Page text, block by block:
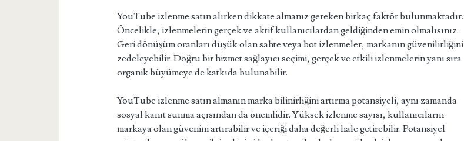
YouTube izlenme satın alırken dikkate almanız gereken birkaç faktör bulunmaktadır.
Öncelikle, izlenmelerin gerçek ve aktif kullanıcılardan geldiğinden emin olmalısınız.
Geri dönüşüm oranları düşük olan sahte veya bot izlenmeler, markanın güvenilirliğini
zedeleyebilir. Doğru bir hizmet sağlayıcı seçimi, gerçek ve etkili izlenmelerin yanı sıra
organik büyümeye de katkıda bulunabilir.
YouTube izlenme satın almanın marka bilinirliğini artırma potansiyeli, aynı zamanda
sosyal kanıt sunma açısından da önemlidir. Yüksek izlenme sayısı, kullanıcıların
markaya olan güvenini artırabilir ve içeriği daha değerli hale getirebilir. Potansiyel